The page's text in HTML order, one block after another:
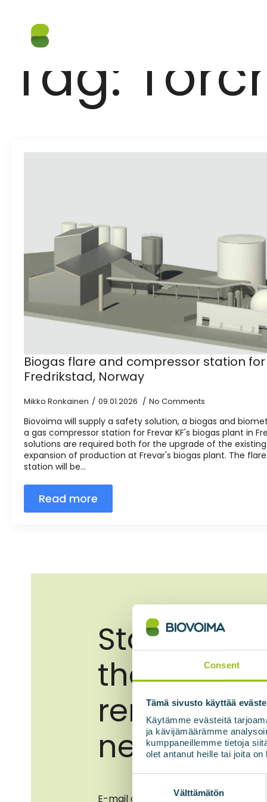
Consent
Tämä sivusto käyttää
Käytämme evästeitä
ja kävijämäärämme
kumppaneillemme tietoja
olet antanut heille tai joita
Välttämätön
Tag:
Biogas flare and compressor station for
Fredrikstad, Norway
Mikko Ronkainen 09.01.2026 No Comments
Biovoima will supply a safety solution, a biogas and
a gas compressor station for Frevar KF's biogas plant in
solutions are required both for the upgrade of the
expansion of production at Frevar's biogas plant. The
station will be...
Read more
Stay up
the latest
news
E-mail address